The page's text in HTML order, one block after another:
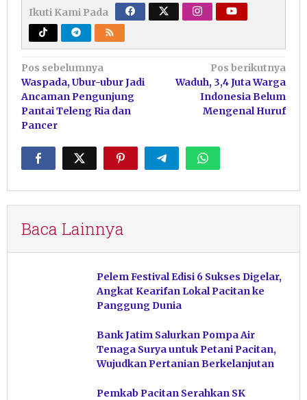
Ikuti Kami Pada
Navigasi
pos
Pos sebelumnya
Waspada, Ubur-ubur Jadi
Ancaman Pengunjung
Pantai Teleng Ria dan
Pancer
Pos berikutnya
Waduh, 3,4 Juta Warga
Indonesia Belum
Mengenal Huruf
Baca Lainnya
Pelem Festival Edisi 6 Sukses Digelar,
Angkat Kearifan Lokal Pacitan ke
Panggung Dunia
Bank Jatim Salurkan Pompa Air
Tenaga Surya untuk Petani Pacitan,
Wujudkan Pertanian Berkelanjutan
Pemkab Pacitan Serahkan SK